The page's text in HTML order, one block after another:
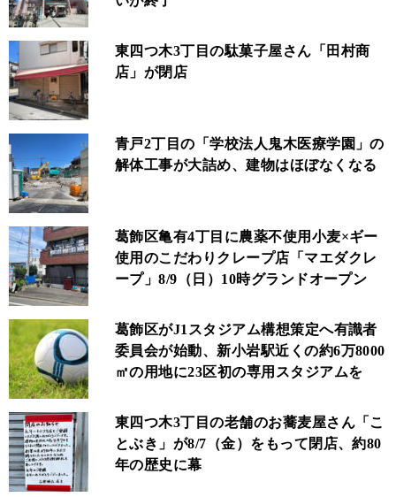
東四つ木3丁目の駄菓子屋さん「田村商
店」が閉店
青戸2丁目の「学校法人鬼木医療学園」の
解体工事が大詰め、建物はほぼなくなる
葛飾区亀有4丁目に農薬不使用小麦×ギー
使用のこだわりクレープ店「マエダクレ
ープ」8/9（日）10時グランドオープン
葛飾区がJ1スタジアム構想策定へ有識者
委員会が始動、新小岩駅近くの約6万8000
㎡の用地に23区初の専用スタジアムを
東四つ木3丁目の老舗のお蕎麦屋さん「こ
とぶき」が8/7（金）をもって閉店、約80
年の歴史に幕